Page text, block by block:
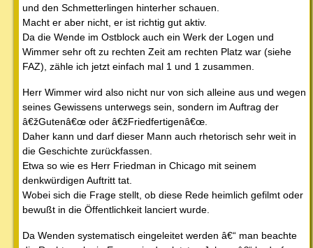
und den Schmetterlingen hinterher schauen.
Macht er aber nicht, er ist richtig gut aktiv.
Da die Wende im Ostblock auch ein Werk der Logen und
Wimmer sehr oft zu rechten Zeit am rechten Platz war (siehe
FAZ), zähle ich jetzt einfach mal 1 und 1 zusammen.
Herr Wimmer wird also nicht nur von sich alleine aus und wegen
seines Gewissens unterwegs sein, sondern im Auftrag der
â€žGutenâ€œ oder â€žFriedfertigenâ€œ.
Daher kann und darf dieser Mann auch rhetorisch sehr weit in
die Geschichte zurückfassen.
Etwa so wie es Herr Friedman in Chicago mit seinem
denkwürdigen Auftritt tat.
Wobei sich die Frage stellt, ob diese Rede heimlich gefilmt oder
bewußt in die Öffentlichkeit lanciert wurde.
Da Wenden systematisch eingeleitet werden â€“ man beachte